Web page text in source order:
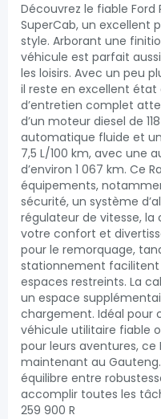
Découvrez le fiable Ford
SuperCab, un excellent
style. Arborant une
véhicule est parfait
les loisirs. Avec un peu
il reste en excellent état
d’entretien complet
d’un moteur diesel de
automatique fluide et
7,5 L/100 km, avec une
d’environ 1 067 km. Ce
équipements,
sécurité, un système
régulateur de vitesse,
votre confort et
pour le remorquage,
stationnement
espaces restreints. La
un espace
chargement. Idéal pour
véhicule utilitaire fiable
pour leurs aventures, ce
maintenant au
équilibre entre
accomplir toutes les
259 900 R